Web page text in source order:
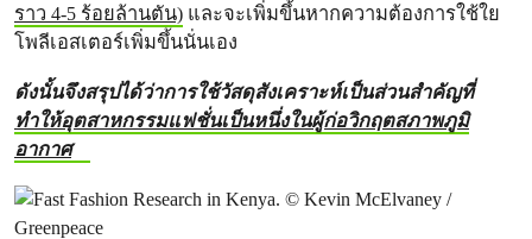
ราว 4-5 ร้อยล้านตัน) และจะเพิ่มขึ้นหากความต้องการใช้ใย
โพลีเอสเตอร์เพิ่มขึ้นนั่นเอง
ดังนั้นจึงสรุปได้ว่าการใช้วัสดุสังเคราะห์เป็นส่วนสำคัญที่
ทำให้อุตสาหกรรมแฟชั่นเป็นหนึ่งในผู้ก่อวิกฤตสภาพภูมิ
อากาศ